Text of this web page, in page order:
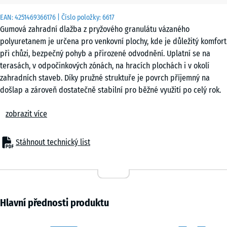
EAN:4251469366176 | Číslo položky:6617
Gumová zahradní dlažba z pryžového granulátu vázaného
polyuretanem je určena pro venkovní plochy, kde je důležitý komfort
při chůzi, bezpečný pohyb a přirozené odvodnění. Uplatní se na
terasách, v odpočinkových zónách, na hracích plochách i v okolí
zahradních staveb. Díky pružné struktuře je povrch příjemný na
došlap a zároveň dostatečně stabilní pro běžné využití po celý rok.
Zámkový spoj typu puzzle po obvodu umožňuje přesné spojení
Dlaždice do sebe zapadají a vytvářejí souvislou plochu. Pokládku lze
provést v pravidelném rastru nebo s posunem. V případě potřeby
nosné a rovné. Vhodné je štěrkové lože, plastové stabilizační rošty
nebo pevné podklady, jako je beton, asfalt či zámková dlažba. Není
zobrazit více
Stáhnout technický list
cm
|
0,25
m²
50
50
cm
+ 83,00 Kč
Hlavní přednosti produktu